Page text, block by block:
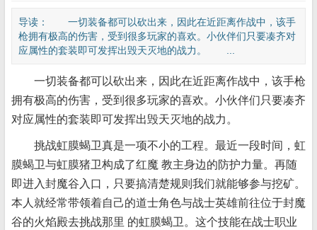
导读： 一切装备都可以砍出来，因此在近距离作战中，该手
枪拥有极高的伤害，受到很多玩家的喜欢。小伙伴们只要凑齐对
应属性的套装即可发挥出毁天灭地的战力。 ...
一切装备都可以砍出来，因此在近距离作战中，该手枪
拥有极高的伤害，受到很多玩家的喜欢。小伙伴们只要凑齐
对应属性的套装即可发挥出毁天灭地的战力。
挑战虹膜蝎卫真是一项不小的工程。最近一段时间，虹
膜蝎卫与虹膜猪卫构成了红魔 教主身边的防护力量。再随
即进入封魔谷入口，只要搞清楚规则我们就能够参与挖矿。
本人就经常带领着自己的道士角色与战士英雄前往位于封魔
谷的火焰殿去挑战那里 的虹膜蝎卫。这个技能在战士职业